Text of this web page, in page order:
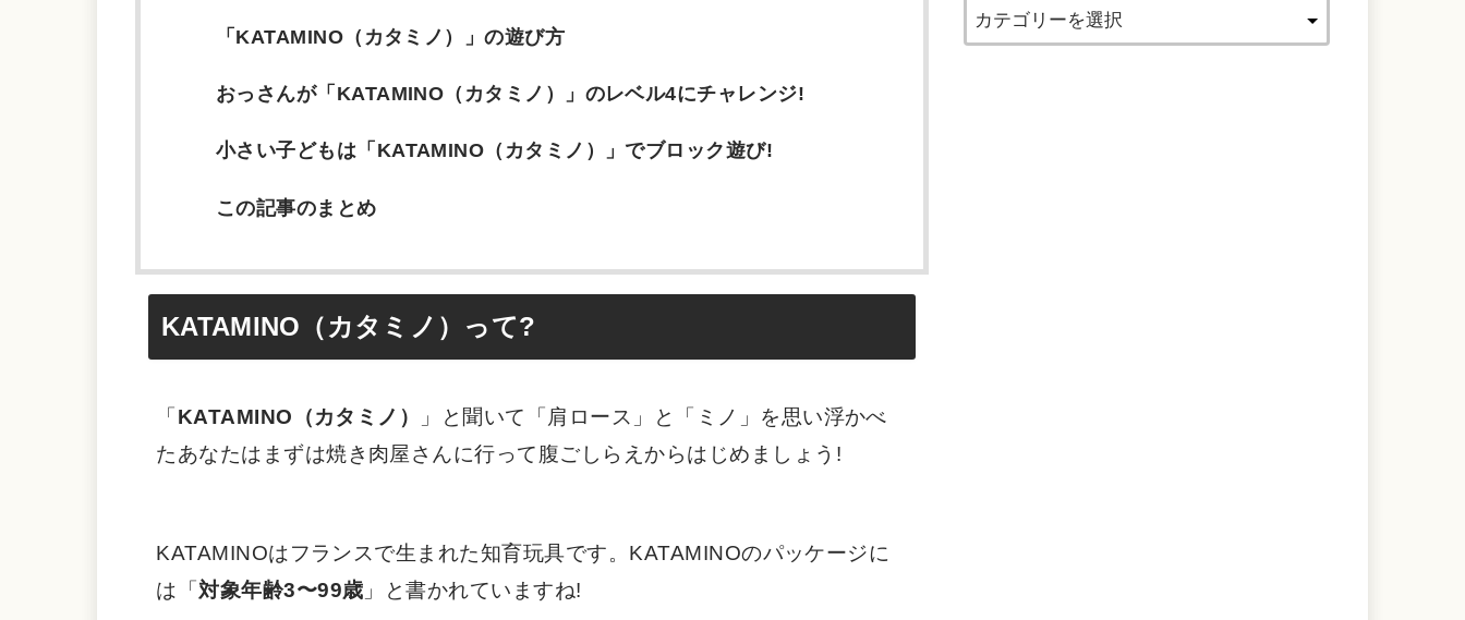
「KATAMINO（カタミノ）」の遊び方
おっさんが「KATAMINO（カタミノ）」のレベル4にチャレンジ!
小さい子どもは「KATAMINO（カタミノ）」でブロック遊び!
この記事のまとめ
KATAMINO（カタミノ）って?
「 KATAMINO（カタミノ）
」と聞いて「肩ロース」と「ミノ」を思い浮かべ
たあなたはまずは焼き肉屋さんに行って腹ごしらえからはじめましょう!
KATAMINOはフランスで生まれた知育玩具です。KATAMINOのパッケージに
は「 対象年齢3〜99歳 」と書かれていますね!